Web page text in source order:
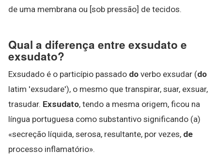
de uma membrana ou [sob pressão] de tecidos.
Qual a diferença entre exsudato e
exsudato?
Exsudado é o particípio passado do verbo exsudar (do
latim 'exsudare'), o mesmo que transpirar, suar, exsuar,
trasudar. Exsudato, tendo a mesma origem, ficou na
língua portuguesa como substantivo significando (a)
«secreção líquida, serosa, resultante, por vezes, de
processo inflamatório».